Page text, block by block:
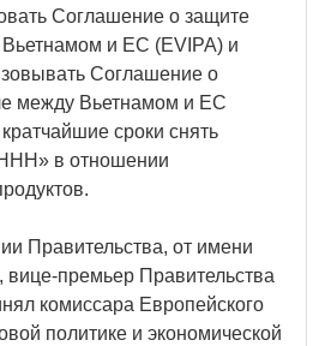
Соглашение о защите
и ЕС (EVIPA) и
Соглашение о
между Вьетнамом и ЕС
сроки снять
в отношении
Правительства, от имени
вице-премьер Правительства
комиссара Европейского
политике и экономической